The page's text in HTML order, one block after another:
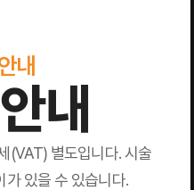
내
내
(VAT) 별도입니다. 시술
가 있을 수 있습니다.